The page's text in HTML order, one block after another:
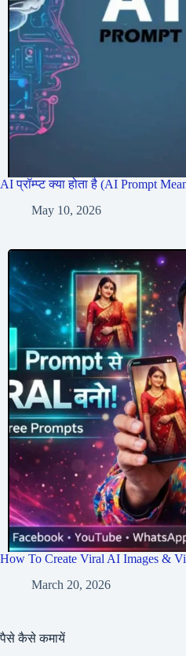
AI प्रॉम्प्ट क्या होता है (AI Prompt
May 10, 2026
How To Create Viral AI Images &
March 20, 2026
पैसे कैसे कमायें